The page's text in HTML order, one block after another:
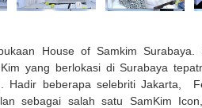
House of Samkim Surabaya.
yang berlokasi di Surabaya
Hadir beberapa selebriti Jakarta,
sebagai salah satu SamKim